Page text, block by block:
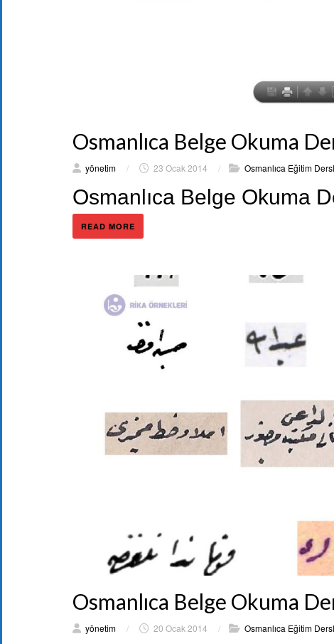
Osmanlıca Belge Okuma
yönetim / 23 Ocak 2014 / Osmanlıca Eğitim
Osmanlıca Belge Okuma
READ MORE
Osmanlıca Belge Okuma
yönetim / 20 Ocak 2014 / Osmanlıca Eğitim